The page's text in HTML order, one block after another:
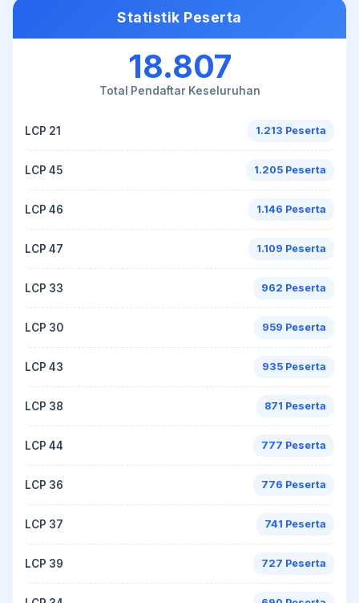
Statistik Peserta
18.807
Total Pendaftar Keseluruhan
LCP 21 1.213 Peserta
LCP 45 1.205 Peserta
LCP 46 1.146 Peserta
LCP 47 1.109 Peserta
LCP 33 962 Peserta
LCP 30 959 Peserta
LCP 43 935 Peserta
LCP 38 871 Peserta
LCP 44 777 Peserta
LCP 36 776 Peserta
LCP 37 741 Peserta
LCP 39 727 Peserta